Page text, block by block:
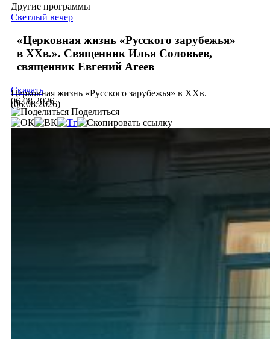
Другие программы
Светлый вечер
«Церковная жизнь «Русского зарубежья»
в ХХв.». Священник Илья Соловьев,
священник Евгений Агеев
Церковная жизнь «Русского зарубежья» в ХХв.
(06.08.2026)
Скачать
06.08.2026
Поделиться